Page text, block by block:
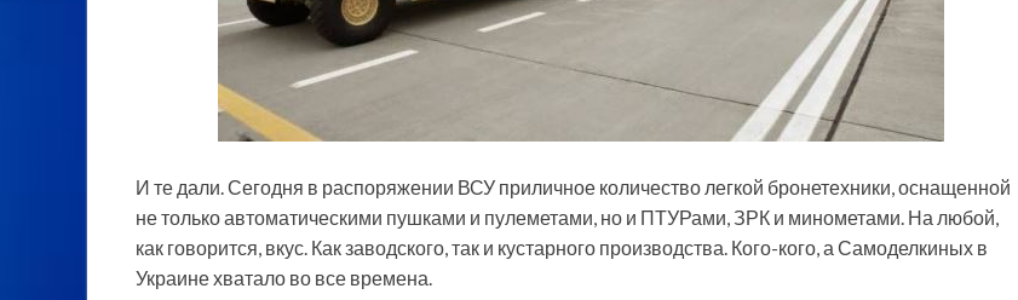
И те дали. Сегодня в распоряжении ВСУ приличное количество легкой бронетехники, оснащенной
не только автоматическими пушками и пулеметами, но и ПТУРами, ЗРК и минометами. На любой,
как говорится, вкус. Как заводского, так и кустарного производства. Кого-кого, а Самоделкиных в
Украине хватало во все времена.